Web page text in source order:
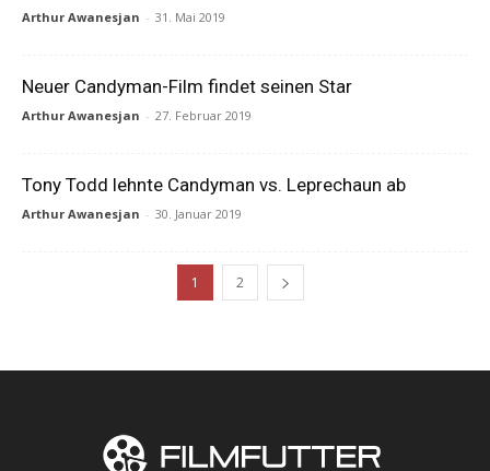
Arthur Awanesjan - 31. Mai 2019
Neuer Candyman-Film findet seinen Star
Arthur Awanesjan - 27. Februar 2019
Tony Todd lehnte Candyman vs. Leprechaun ab
Arthur Awanesjan - 30. Januar 2019
1 2